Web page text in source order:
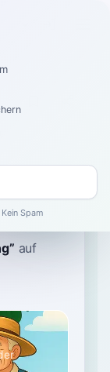
” auf
Spam